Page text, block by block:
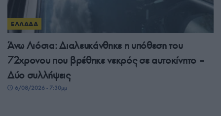
ΕΛΛΑΔΑ
Άνω Λιόσια: Διαλευκάνθηκε η υπόθεση του
72χρονου που βρέθηκε νεκρός σε αυτοκίνητο –
Δύο συλλήψεις
6/08/2026 - 7:30μμ